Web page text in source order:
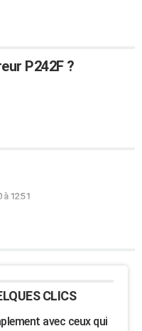
P242F ?
à 12:51
CLICS
avec ceux qui